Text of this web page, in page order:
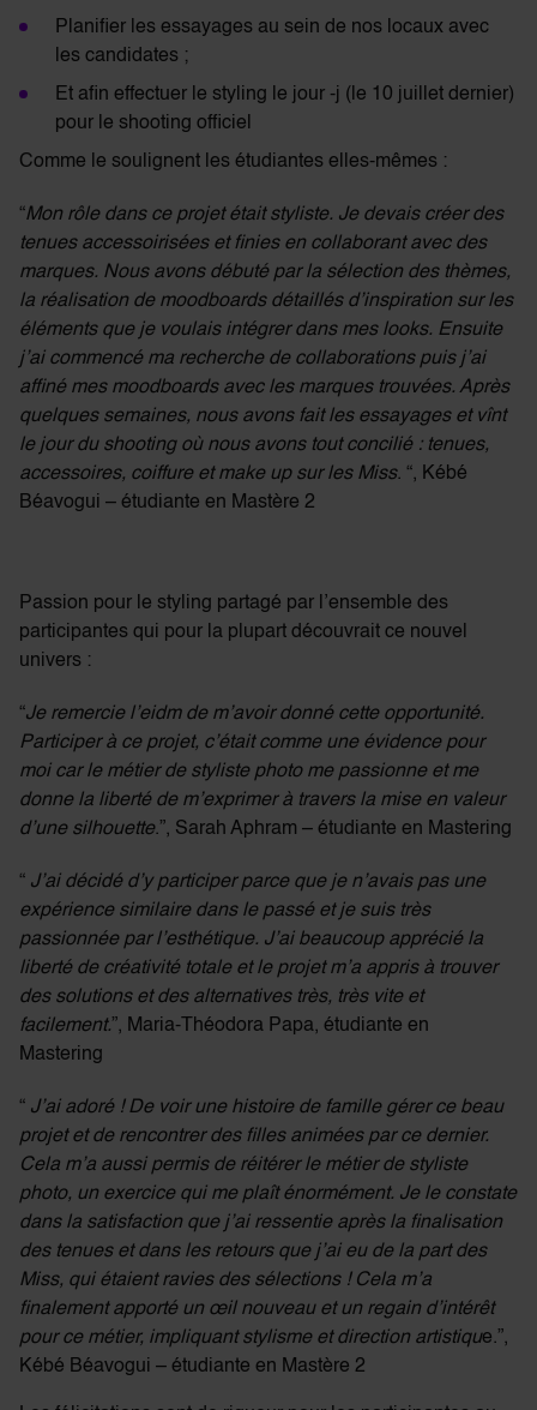
P lanifier les essayages au sein de nos locaux avec
les candidates ;
Et afin effectuer le styling le jour -j (le 10 juillet dernier)
pour le shooting officiel
Comme le soulignent les étudiantes elles-mêmes :
“Mon rôle dans ce projet était styliste. Je devais créer des
tenues accessoirisées et finies en collaborant avec des
marques. Nous avons débuté par la sélection des thèmes,
la réalisation de moodboards détaillés d’inspiration sur les
éléments que je voulais intégrer dans mes looks. Ensuite
j’ai commencé ma recherche de collaborations puis j’ai
affiné mes moodboards avec les marques trouvées. Après
quelques semaines, nous avons fait les essayages et vînt
le jour du shooting où nous avons tout concilié : tenues,
accessoires, coiffure et make up sur les Miss. “, Kébé
Béavogui – étudiante en Mastère 2
Passion pour le styling partagé par l’ensemble des
participantes qui pour la plupart découvrait ce nouvel
univers :
“Je remercie l’eidm de m’avoir donné cette opportunité.
Participer à ce projet, c’était comme une évidence pour
moi car le métier de styliste photo me passionne et me
donne la liberté de m’exprimer à travers la mise en valeur
d’une silhouette.”, Sarah Aphram – étudiante en Mastering
“ J’ai décidé d’y participer parce que je n’avais pas une
expérience similaire dans le passé et je suis très
passionnée par l’esthétique. J’ai beaucoup apprécié la
liberté de créativité totale et le projet m’a appris à trouver
des solutions et des alternatives très, très vite et
facilement.”, Maria-Théodora Papa, étudiante en
Mastering
“ J’ai adoré ! De voir une histoire de famille gérer ce beau
projet et de rencontrer des filles animées par ce dernier.
Cela m’a aussi permis de réitérer le métier de styliste
photo, un exercice qui me plaît énormément. Je le constate
dans la satisfaction que j’ai ressentie après la finalisation
des tenues et dans les retours que j’ai eu de la part des
Miss, qui étaient ravies des sélections ! Cela m’a
finalement apporté un œil nouveau et un regain d’intérêt
pour ce métier, impliquant stylisme et direction artistique.”,
Kébé Béavogui – étudiante en Mastère 2